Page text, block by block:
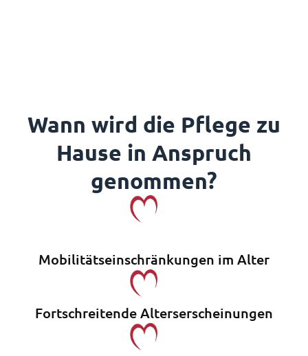
Wann wird die Pflege zu
Hause in Anspruch
genommen?
Mobilitäts­einschränkungen im Alter
Fortschreitende Alterserscheinungen